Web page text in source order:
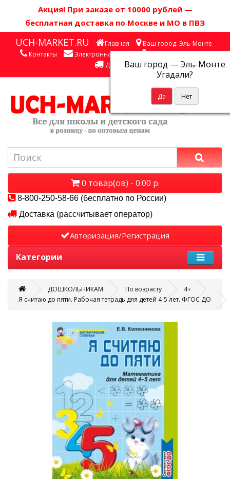
Акция! При заказе от 10000 рублей —
бесплатная доставка по Москве и МО в ПВЗ
UCH-MARKET.RU Главная Ваш город: Эль-Монте
Ваш город —Эль-Монте
Угадали?
Контакты Электронная почта
Личный кабинет
Доставка
0 товар(ов) - 0.00 р.
8-800-250-58-66 (бесплатно по России)
Доставка (рассчитывает оператор)
Авторизация/Регистрация
Категории
ДОШКОЛЬНИКАМ По возрасту
4+
Я считаю до пяти. Рабочая тетрадь для детей 4-5 лет. ФГОС ДО